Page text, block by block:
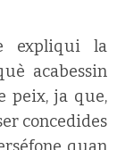
expliqui la
acabessin
peix, ja que,
concedides
quan